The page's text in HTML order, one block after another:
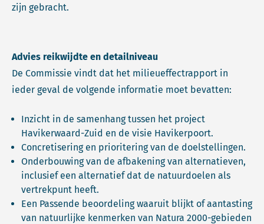
zijn gebracht.
Advies reikwijdte en detailniveau
De Commissie vindt dat het milieueffectrapport in
ieder geval de volgende informatie moet bevatten:
Inzicht in de samenhang tussen het project
Havikerwaard-Zuid en de visie Havikerpoort.
Concretisering en prioritering van de doelstellingen.
Onderbouwing van de afbakening van alternatieven,
inclusief een alternatief dat de natuurdoelen als
vertrekpunt heeft.
Een Passende beoordeling waaruit blijkt of aantasting
van natuurlijke kenmerken van Natura 2000-gebieden